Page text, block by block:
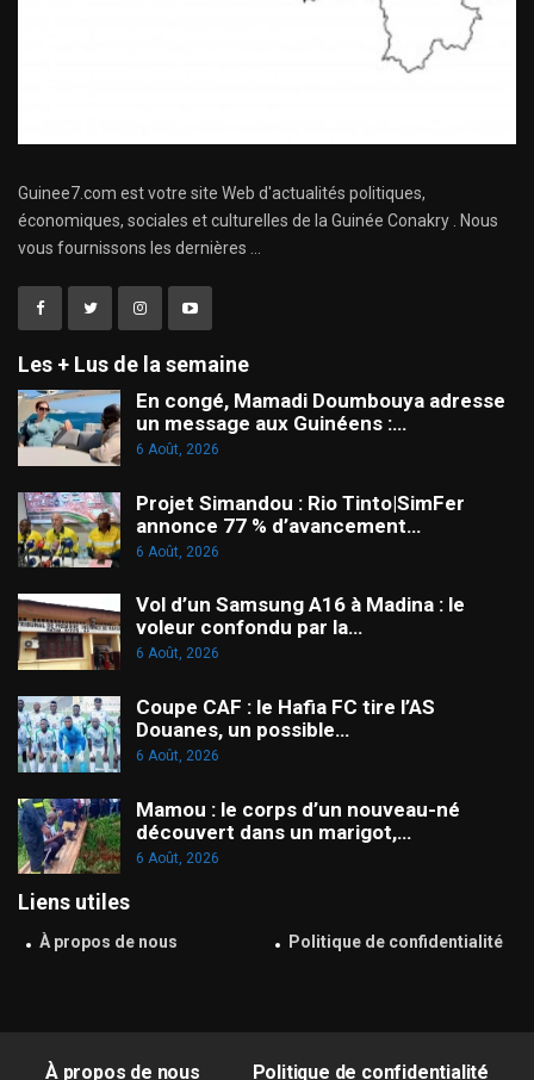
Guinee7.com est votre site Web d'actualités politiques,
économiques, sociales et culturelles de la Guinée Conakry . Nous
vous fournissons les dernières ...
Les + Lus de la semaine
En congé, Mamadi Doumbouya adresse
un message aux Guinéens :…
6 Août, 2026
Projet Simandou : Rio Tinto|SimFer
annonce 77 % d’avancement…
6 Août, 2026
Vol d’un Samsung A16 à Madina : le
voleur confondu par la…
6 Août, 2026
Coupe CAF : le Hafia FC tire l’AS
Douanes, un possible…
6 Août, 2026
Mamou : le corps d’un nouveau-né
découvert dans un marigot,…
6 Août, 2026
Liens utiles
À propos de nous Politique de confidentialité
À propos de nous Politique de confidentialité